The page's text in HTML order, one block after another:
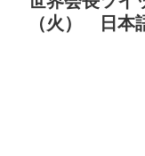
（火） 日本